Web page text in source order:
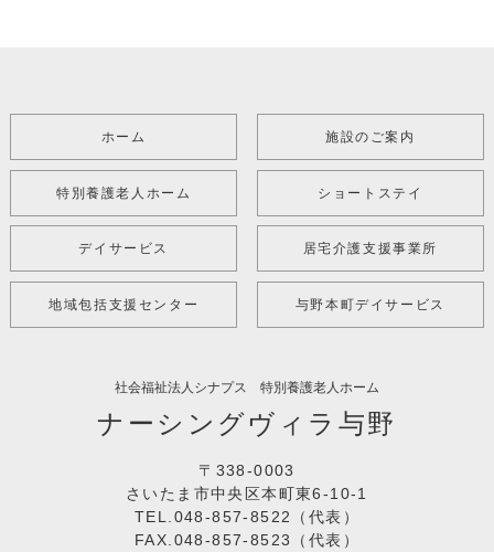
ホーム 施設のご案内
特別養護老人ホーム ショートステイ
デイサービス 居宅介護支援事業所
地域包括支援センター 与野本町デイサービス
社会福祉法人シナプス 特別養護老人ホーム
ナーシングヴィラ与野
〒338-0003
さいたま市中央区本町東6-10-1
TEL.048-857-8522（代表）
FAX.048-857-8523（代表）